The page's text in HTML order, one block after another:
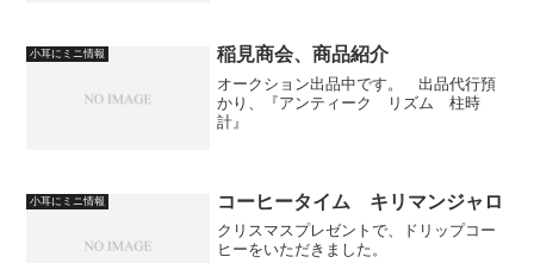
か。 甘みを加えたり、炭酸を加え...
小耳にミニ情報 稲見商会、商品紹介
オークション出品中です。 出品代行預
かり、『アンティーク リズム 柱時
計』
小耳にミニ情報 コーヒータイム キリマンジャロ
クリスマスプレゼントで、ドリップコー
ヒーをいただきました。